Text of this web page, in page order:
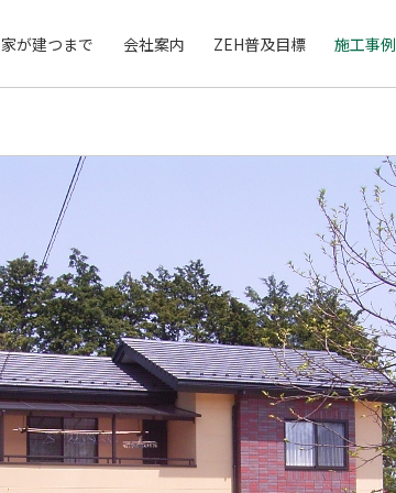
家が建つまで 会社案内 ZEH普及目標 施工事例